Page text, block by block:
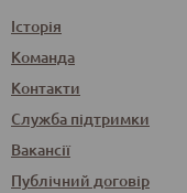
Історія
Команда
Контакти
Служба підтримки
Вакансії
Публічний договір